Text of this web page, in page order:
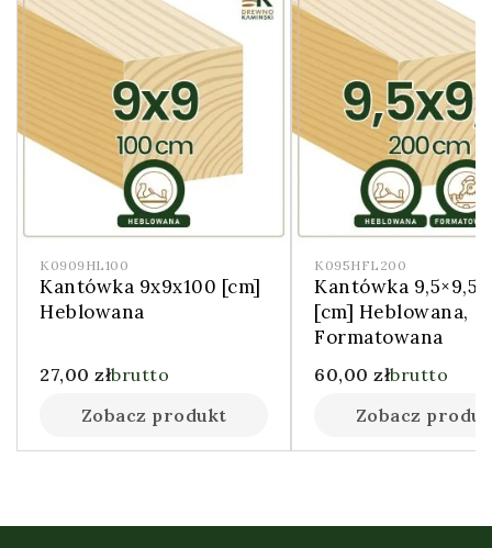
K0909HL100
Kantówka 9x9x100 [cm]
Heblowana
27,00 złbrutto
Zobacz produkt
K095HFL200
Kantówka
[cm] Heblowana,
Formatowana
60,00 złbrutto
Zobacz